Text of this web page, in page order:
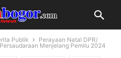
Publik
Perayaan Natal DPR/
Menjelang Pemilu 2024